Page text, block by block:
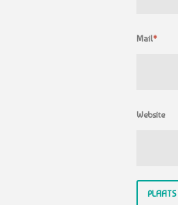
Mail*
Website